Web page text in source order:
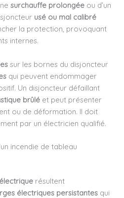
surchauffe prolongée ou d’un
usé ou mal calibré
la protection, provoquant
internes.
sur les bornes du disjoncteur
qui peuvent endommager
Un disjoncteur défaillant
brûlé et peut présenter
ou de déformation. Il doit
par un électricien qualifié.
incendie de tableau
résultent
électriques persistantes qui